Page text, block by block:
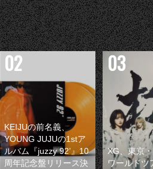
KEIJUの前名義、
YOUNG JUJUの1stア
ルバム『juzzy 92’』10
周年記念盤リリース決
XG、東京
ワールドツ